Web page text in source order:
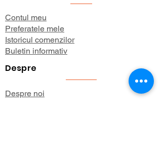
Contul meu
Preferatele mele
Istoricul comenzilor
Buletin informativ
Despre
Despre noi